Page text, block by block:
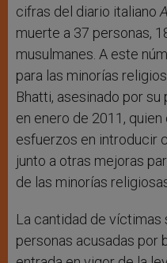
cifras del diario italiano
muerte a 37 personas,
musulmanes. A este
para las minorías
Bhatti, asesinado por
en enero de 2011,
esfuerzos en introducir
junto a otras mejoras
de las minorías
La cantidad de víctimas
personas acusadas por